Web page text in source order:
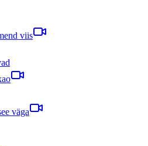
viis
väga